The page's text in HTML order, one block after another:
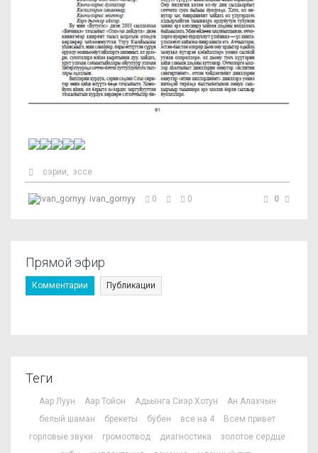
сэрии, эссе
ivan_gornyy 0 0 0
Прямой эфир
Комментарии Публикации
Теги
Аар Луун Аар Тойон Адьынга Сиэр Хотун
Ан Алахчын
белый шаман
брекеты бубен все на 4
Всем привет
горловые звуки
громоотвод диагностика
золотое сердце